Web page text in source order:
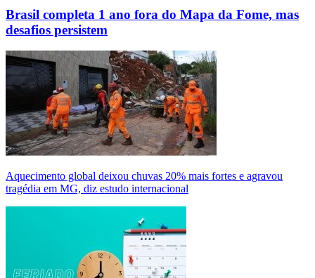
Brasil completa 1 ano fora do Mapa da Fome, mas
desafios persistem
Aquecimento global deixou chuvas 20% mais fortes e agravou
tragédia em MG, diz estudo internacional